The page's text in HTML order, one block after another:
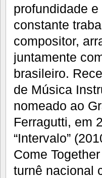
profundidade
constante
compositor,
juntamente
brasileiro.
de Música
nomeado ao
Ferragutti, em
“Intervalo”
Come
turnê nacional